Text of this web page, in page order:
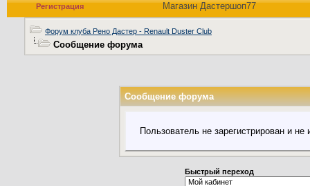
Регистрация Магазин Дастершоп77
Форум клуба Рено Дастер - Renault Duster Club
Сообщение форума
Сообщение форума
Пользователь не зарегистрирован и
Быстрый переход